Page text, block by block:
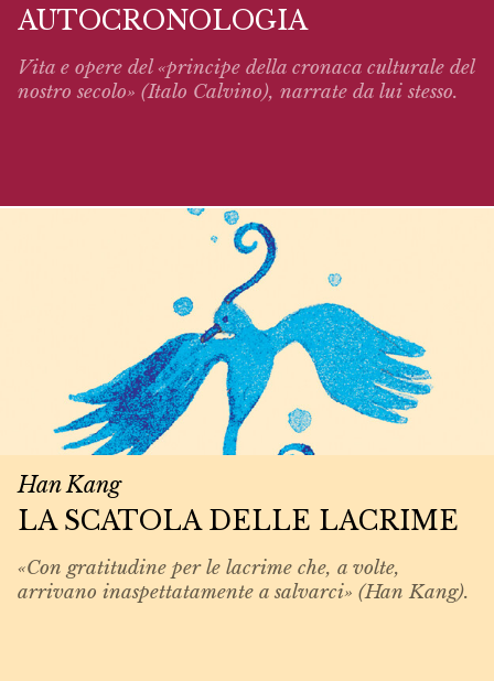
AUTOCRONOLOGIA
Vita e opere del «principe della cronaca culturale del
nostro secolo» (Italo Calvino), narrate da lui stesso.
Han Kang
LA SCATOLA DELLE LACRIME
«Con gratitudine per le lacrime che, a volte,
arrivano inaspettatamente a salvarci» (Han Kang).